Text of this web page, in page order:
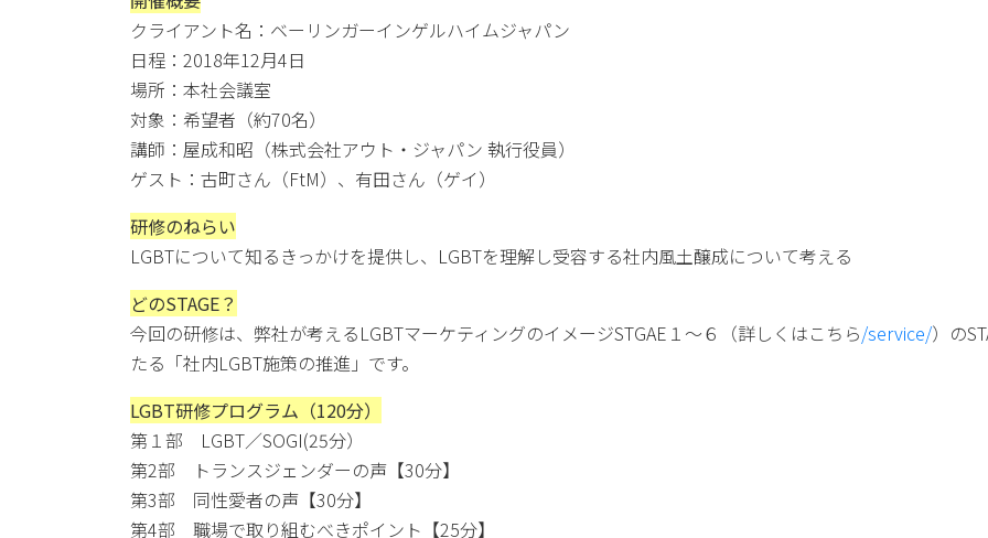
クライアント名：ベーリンガーインゲルハイムジャパン
日程：2018年12月4日
場所：本社会議室
対象：希望者（約70名）
講師：屋成和昭（株式会社アウト・ジャパン 執行役員）
ゲスト：古町さん（FtM）、有田さん（ゲイ）
研修のねらい
LGBTについて知るきっかけを提供し、LGBTを理解し受容する社内風土醸成について考える
どのSTAGE？
今回の研修は、 弊社が考えるLGBTマーケティングのイメージSTGAE１～６ （詳しくはこちら/service/）の
たる「社内LGBT施策の推進」です。
LGBT研修プログラム（120分）
第１部 LGBT／SOGI(25分）
第2部 トランスジェンダーの声【30分】
第3部 同性愛者の声【30分】
第4部 職場で取り組むべきポイント【25分】